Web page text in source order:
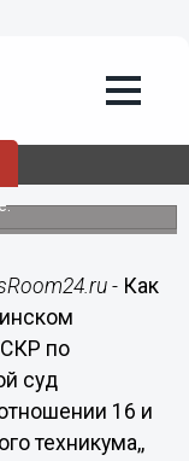
девушек
- Как
по
суд
16 и
техникума,,